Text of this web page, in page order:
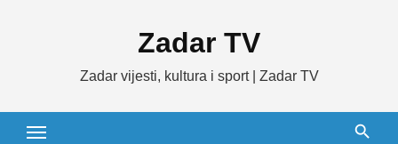
Zadar TV
Zadar vijesti, kultura i sport | Zadar TV